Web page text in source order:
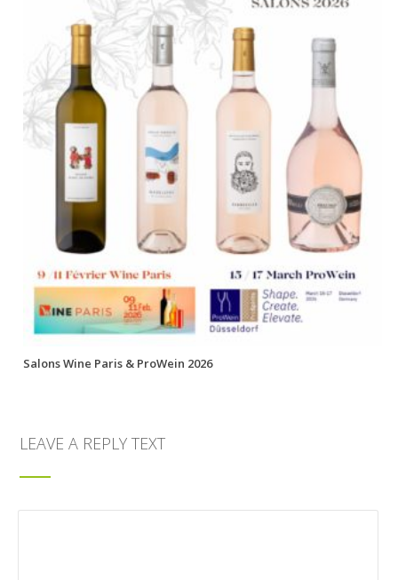
Salons Wine Paris & ProWein 2026
LEAVE A REPLY TEXT